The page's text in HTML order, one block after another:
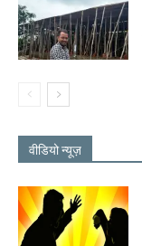
वीडियो न्यूज़